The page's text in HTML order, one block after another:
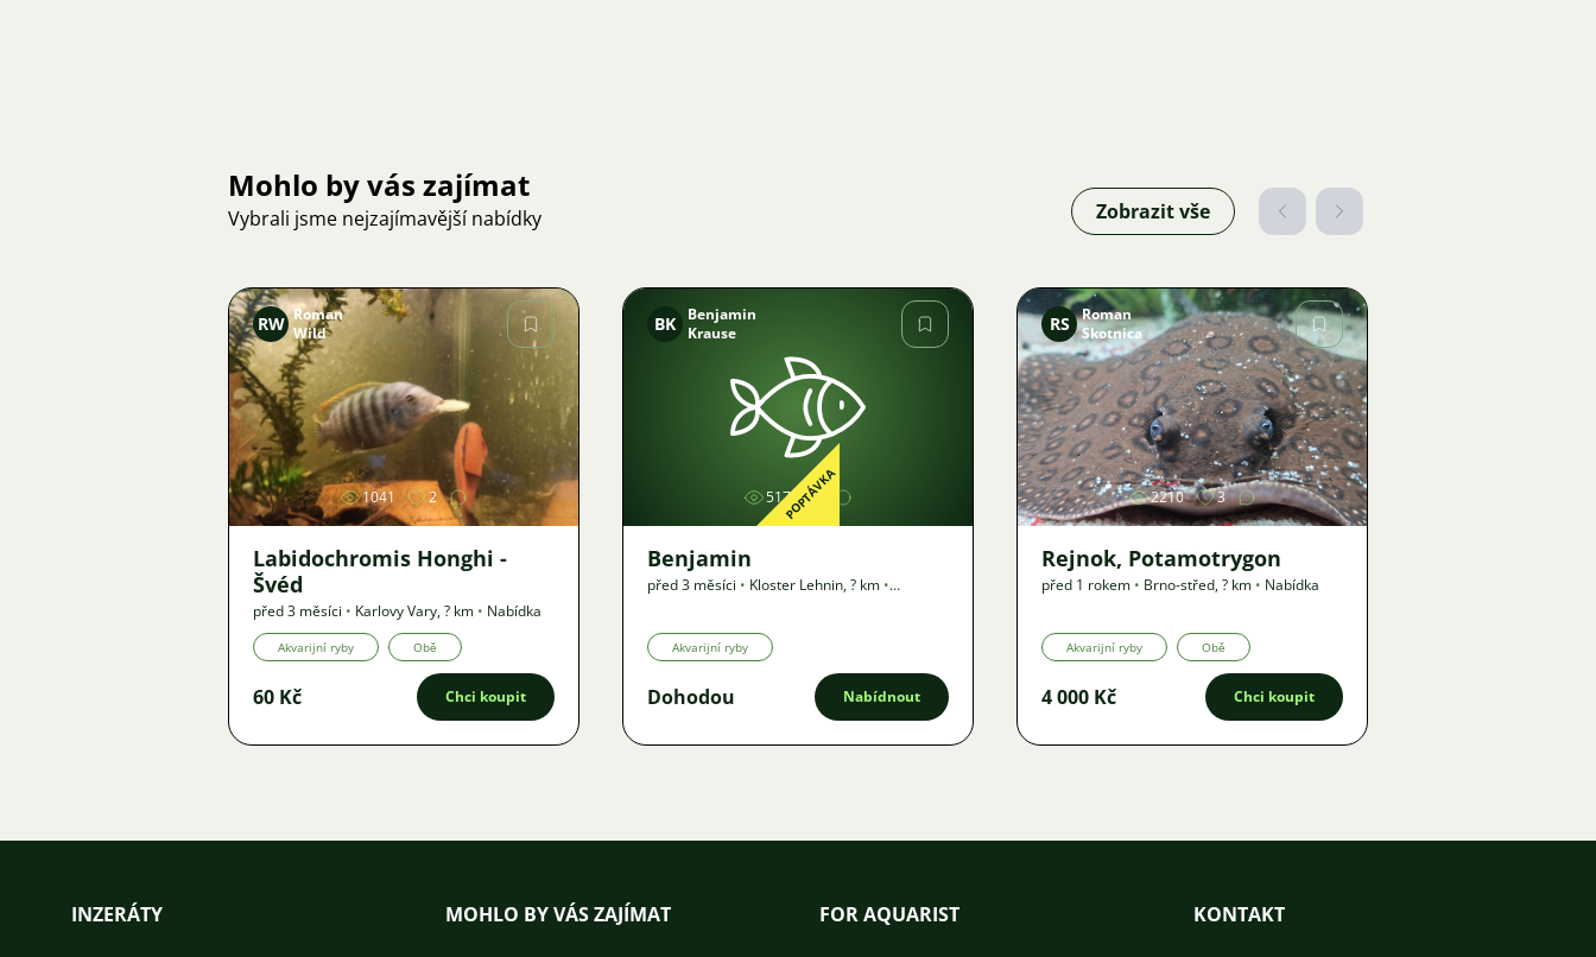
Mohlo by vás zajímat
Vybrali jsme nejzajímavější nabídky Zobrazit vše
Obrázek
RW Roman
Wild
1041 2
Labidochromis Honghi -
Švéd
před 3 měsíci • Karlovy Vary,? km • Nabídka
Akvarijní ryby Obě
60 Kč Chci koupit
Obrázek
BK
Benjamin
Krause
517POPTÁVKA
Benjamin
před 3 měsíci • Kloster Lehnin,? km •
Akvarijní ryby
Dohodou Nabídnout
Obrázek
RS
Roman
Skotnica
2210 3
Rejnok, Potamotrygon
před 1 rokem • Brno-střed,? km • Nabídka
Akvarijní ryby Obě
4 000 Kč Chci koupit
INZERÁTY MOHLO BY VÁS ZAJÍMAT FOR AQUARIST KONTAKT